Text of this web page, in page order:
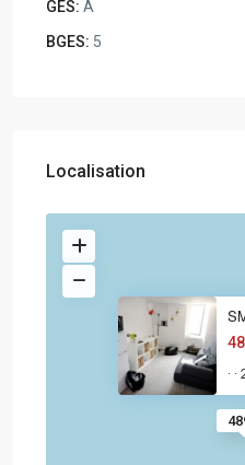
GES: A
BGES: 5
Localisation
· ·